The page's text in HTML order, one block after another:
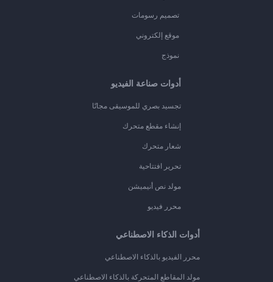
تصميم رسومات
موقع إلكتروني
نموذج
أدوات صناعة الفيديو
تجسيد بصري للموسيقى مجانًا
إنشاء مقطع متحرك
شعار متحرك
تحرير افتتاحية
مولد نص أنيميشن
محرر فيديو
أدوات الذكاء الاصطناعي
محرر الفيديو بالذكاء الاصطناعي
مولد المقاطع المتحركة بالذكاء الاصطناعي